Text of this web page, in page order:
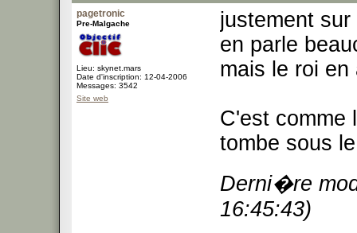
pagetronic
Pre-Malgache
Lieu: skynet.mars
Date d'inscription: 12-04-2006
Messages: 3542
Site web
justement
en parle
mais le roi
C'est comme
tombe sous
Derni�re
16:45:43)